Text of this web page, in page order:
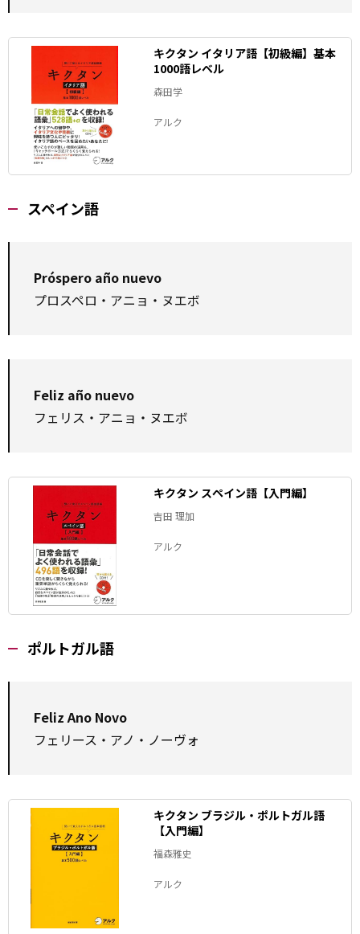
キクタン イタリア語【初級編】基本
1000語レベル
森田学
アルク
スペイン語
Próspero año nuevo
プロスペロ・アニョ・ヌエボ
Feliz año nuevo
フェリス・アニョ・ヌエボ
キクタン スペイン語【入門編】
吉田 理加
アルク
ポルトガル語
Feliz Ano Novo
フェリース・アノ・ノーヴォ
キクタン ブラジル・ポルトガル語
【入門編】
福森雅史
アルク